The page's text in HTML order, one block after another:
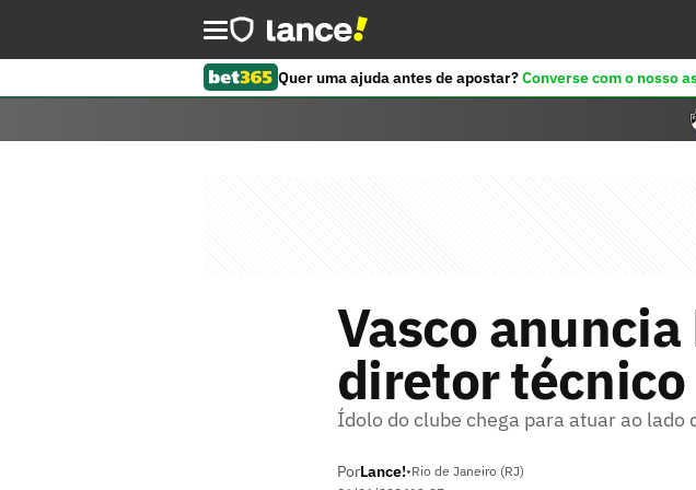
Quer uma ajuda antes de apostar?Converse com o nosso
Vasco
diretor técnico
Ídolo do clube chega para atuar ao
PorLance!•Rio de Janeiro (RJ)